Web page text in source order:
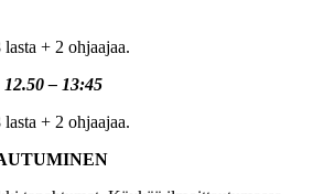
+ 2 ohjaajaa.
– 13:45
+ 2 ohjaajaa.